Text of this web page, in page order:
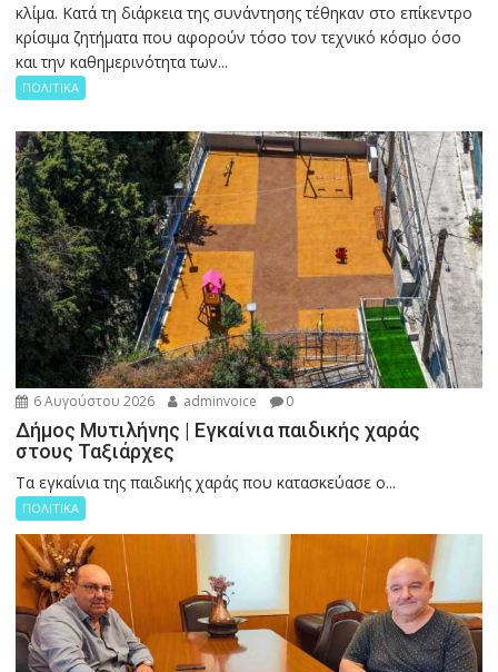
κλίμα. Κατά τη διάρκεια της συνάντησης τέθηκαν στο επίκεντρο
κρίσιμα ζητήματα που αφορούν τόσο τον τεχνικό κόσμο όσο
και την καθημερινότητα των...
ΠΟΛΙΤΙΚΑ
6 Αυγούστου 2026 adminvoice 0
Δήμος Μυτιλήνης | Εγκαίνια παιδικής χαράς
στους Ταξιάρχες
Tα εγκαίνια της παιδικής χαράς που κατασκεύασε ο...
ΠΟΛΙΤΙΚΑ